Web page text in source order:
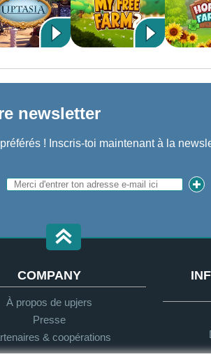
newsletter
! Inscris-toi maintenant à la
COMPANY
À propos de upjers
Presse
& coopérations